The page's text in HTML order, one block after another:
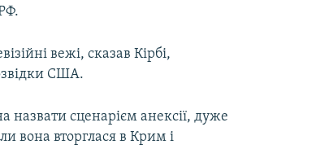
вежі, сказав Кірбі,
США.
назвати сценарієм анексії, дуже
вона вторглася в Крим і